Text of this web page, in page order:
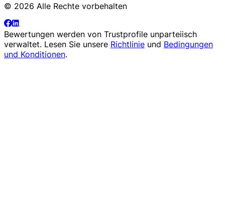
© 2026 Alle Rechte vorbehalten
Bewertungen werden von Trustprofile unparteiisch
verwaltet. Lesen Sie unsere Richtlinie und Bedingungen
und Konditionen.